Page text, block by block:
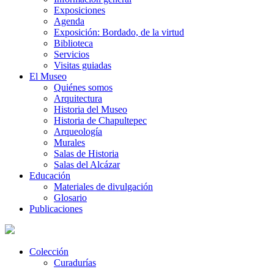
Exposiciones
Agenda
Exposición: Bordado, de la virtud
Biblioteca
Servicios
Visitas guiadas
El Museo
Quiénes somos
Arquitectura
Historia del Museo
Historia de Chapultepec
Arqueología
Murales
Salas de Historia
Salas del Alcázar
Educación
Materiales de divulgación
Glosario
Publicaciones
Colección
Curadurías